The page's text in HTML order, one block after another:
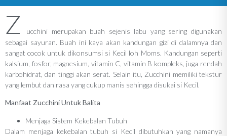
Z
ucchini merupakan buah sejenis labu yang sering digunakan
sebagai sayuran. Buah ini kaya akan kandungan gizi di dalamnya dan
sangat cocok untuk dikonsumsi si Kecil loh Moms. Kandungan seperti
kalsium, fosfor, magnesium, vitamin C, vitamin B kompleks, juga rendah
karbohidrat, dan tinggi akan serat. Selain itu, Zucchini memiliki tekstur
yang lembut dan rasa yang cukup manis sehingga disukai si Kecil.
Manfaat Zucchini Untuk Balita
Menjaga Sistem Kekebalan Tubuh
Dalam menjaga kekebalan tubuh si Kecil dibutuhkan yang namanya